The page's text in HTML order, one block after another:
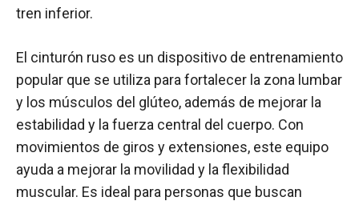
tren inferior.
El cinturón ruso es un dispositivo de entrenamiento
popular que se utiliza para fortalecer la zona lumbar
y los músculos del glúteo, además de mejorar la
estabilidad y la fuerza central del cuerpo. Con
movimientos de giros y extensiones, este equipo
ayuda a mejorar la movilidad y la flexibilidad
muscular. Es ideal para personas que buscan